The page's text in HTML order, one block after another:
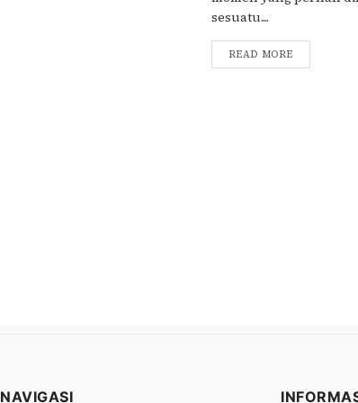
sesuatu....
READ MORE
NAVIGASI